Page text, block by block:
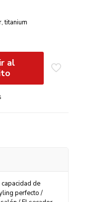
titanium
al
de
perfecto /